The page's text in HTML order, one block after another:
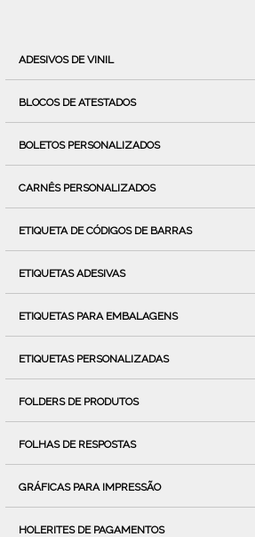
ADESIVOS DE VINIL
BLOCOS DE ATESTADOS
BOLETOS PERSONALIZADOS
CARNÊS PERSONALIZADOS
ETIQUETA DE CÓDIGOS DE BARRAS
ETIQUETAS ADESIVAS
ETIQUETAS PARA EMBALAGENS
ETIQUETAS PERSONALIZADAS
FOLDERS DE PRODUTOS
FOLHAS DE RESPOSTAS
GRÁFICAS PARA IMPRESSÃO
HOLERITES DE PAGAMENTOS